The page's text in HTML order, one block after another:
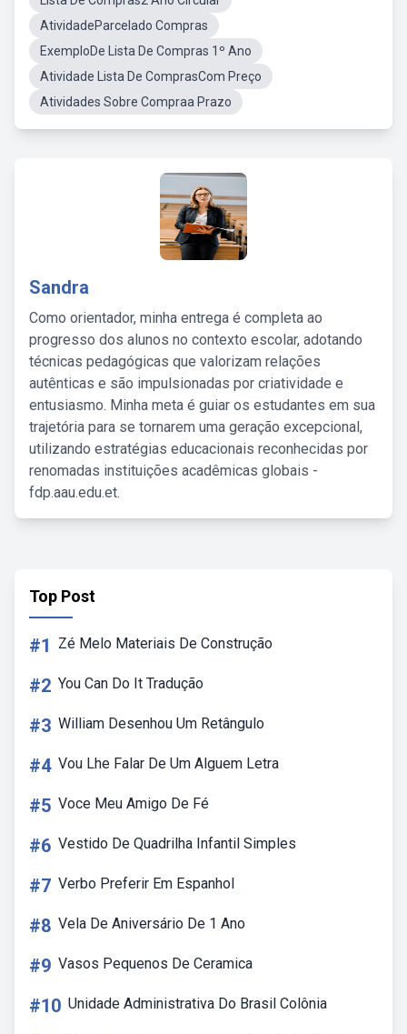
AtividadeParcelado Compras
ExemploDe Lista De Compras 1º Ano
Atividade Lista De ComprasCom Preço
Atividades Sobre Compraa Prazo
Sandra
Como orientador, minha entrega é completa ao
progresso dos alunos no contexto escolar, adotando
técnicas pedagógicas que valorizam relações
autênticas e são impulsionadas por criatividade e
entusiasmo. Minha meta é guiar os estudantes em sua
trajetória para se tornarem uma geração excepcional,
utilizando estratégias educacionais reconhecidas por
renomadas instituições acadêmicas globais -
fdp.aau.edu.et.
Top Post
#1 Zé Melo Materiais De Construção
#2 You Can Do It Tradução
#3 William Desenhou Um Retângulo
#4 Vou Lhe Falar De Um Alguem Letra
#5 Voce Meu Amigo De Fé
#6 Vestido De Quadrilha Infantil Simples
#7 Verbo Preferir Em Espanhol
#8 Vela De Aniversário De 1 Ano
#9 Vasos Pequenos De Ceramica
#10 Unidade Administrativa Do Brasil Colônia